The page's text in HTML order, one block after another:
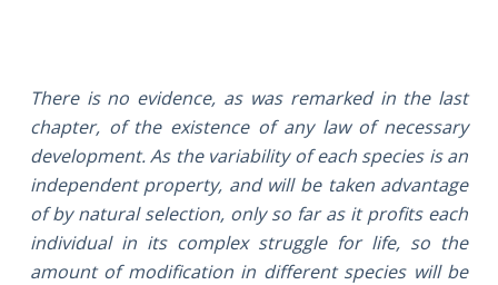
There is no evidence, as was remarked in the last
chapter, of the existence of any law of necessary
development. As the variability of each species is an
independent property, and will be taken advantage
of by natural selection, only so far as it profits each
individual in its complex struggle for life, so the
amount of modification in different species will be